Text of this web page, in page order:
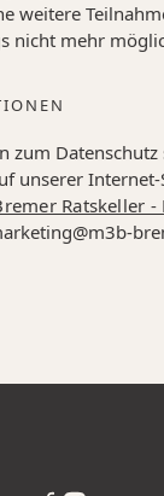
weitere
nicht mehr
zum Datenschutz
unserer Internet-
Ratskeller -